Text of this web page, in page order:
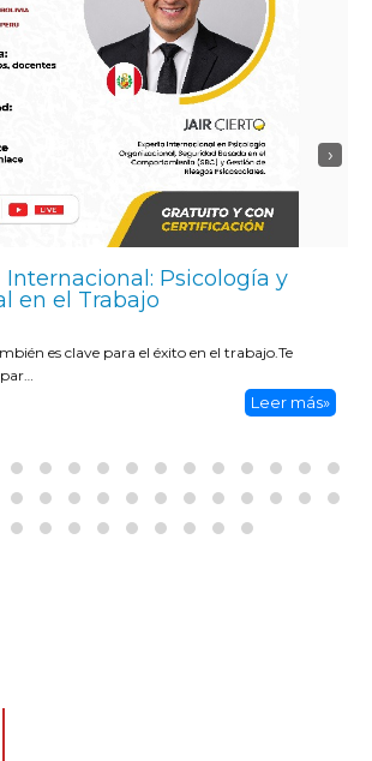
Psicología y
en el Trabajo
es clave para el éxito en el trabajo.Te
Leer más»
›